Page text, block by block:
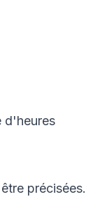
d'heures
précisées.